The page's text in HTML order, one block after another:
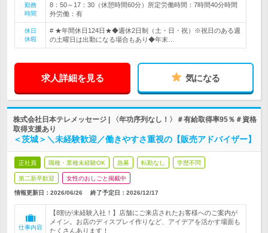
勤務
時間
8：50～17：30（休憩時間60分）所定労働時間：7時間40分時間
外労働：有
休日
休暇
# ★年間休日124日★◆週休2日制（土・日・祝）※祝日のある週
の土曜日は出勤になる場合もあり◆年末…
求人詳細を見る 気になる
株式会社日本テレメッセージ | 〈年功序列なし！〉＃有給取得率95％＃資格
取得支援あり
＜茨城＞＼未経験歓迎／働きやすさ重視の【販売アドバイザー】
正社員 職種・業種未経験OK 急募 転勤なし 学歴不問
第二新卒歓迎 女性のおしごと掲載中
情報更新日：2026/06/26 終了予定日： 2026/12/17
仕事内容
【8割が未経験入社！】店舗にご来店されたお客様へのご案内が
メイン。お店のディスプレイ作りなど、アイデアを活かす場面も
たくさんあります！